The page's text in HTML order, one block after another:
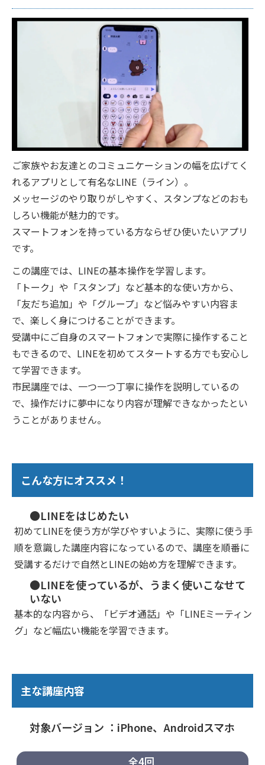
ご家族やお友達とのコミュニケーションの幅を広げてく
れるアプリとして有名なLINE（ライン）。
メッセージのやり取りがしやすく、スタンプなどのおも
しろい機能が魅力的です。
スマートフォンを持っている方ならぜひ使いたいアプリ
です。
この講座では、LINEの基本操作を学習します。
「トーク」や「スタンプ」など基本的な使い方から、
「友だち追加」や「グループ」など悩みやすい内容ま
で、楽しく身につけることができます。
受講中にご自身のスマートフォンで実際に操作すること
もできるので、LINEを初めてスタートする方でも安心し
て学習できます。
市民講座では、一つ一つ丁寧に操作を説明しているの
で、操作だけに夢中になり内容が理解できなかったとい
うことがありません。
こんな方にオススメ！
●LINEをはじめたい
初めてLINEを使う方が学びやすいように、実際に使う手
順を意識した講座内容になっているので、講座を順番に
受講するだけで自然とLINEの始め方を理解できます。
●LINEを使っているが、うまく使いこなせて
いない
基本的な内容から、「ビデオ通話」や「LINEミーティン
グ」など幅広い機能を学習できます。
主な講座内容
対象バージョン ：iPhone、Androidスマホ
全4回